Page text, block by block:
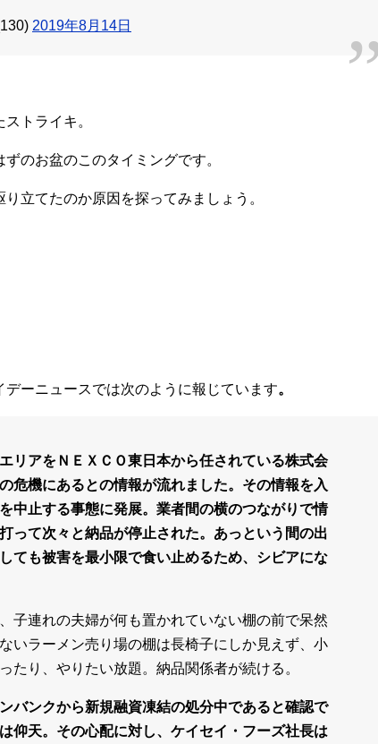
2019年8月14日
トライキ。
のお盆のこのタイミングです。
立てたのか原因を探ってみましょう。
デーニュースでは次のように報じています。
リアをＮＥＸＣＯ東日本から任されている株式会
危機にあるとの情報が流れました。その情報を入
中止する事態に発展。業者間の横のつながりで情
って次々と納品が停止された。あっという間の出
ても被害を最小限で食い止めるため、シビアにな
子連れの夫婦が何も置かれていない棚の前で呆然
いラーメン売り場の棚は長椅子にしか見えず、小
たり、やりたい放題。納品関係者が続ける。
バンクから新規融資凍結の処分中であると確認で
仰天。その心配に対し、ケイセイ・フーズ社長は